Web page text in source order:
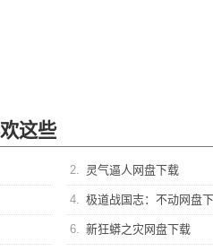
这些
2. 灵气逼人网盘下载
4. 极道战国志：不动网盘
6. 新狂蟒之灾网盘下载